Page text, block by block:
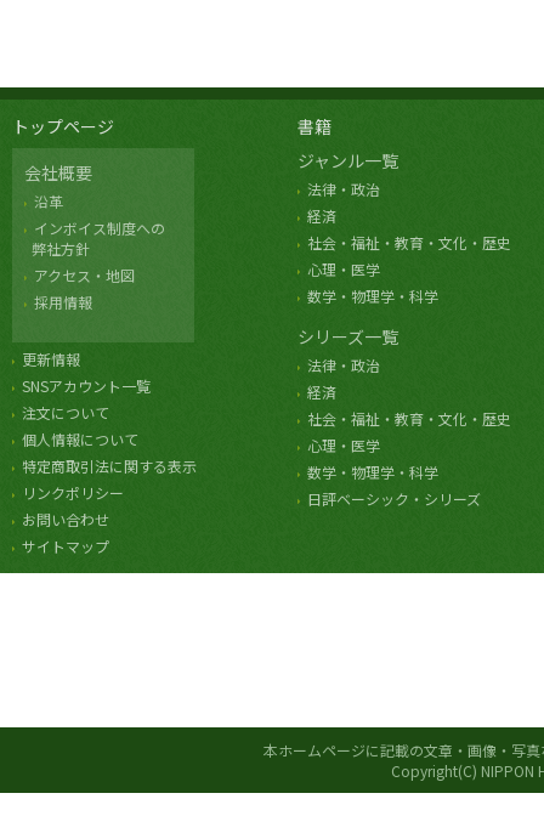
トップページ
会社概要
沿革
インボイス制度への
弊社方針
アクセス・地図
採用情報
更新情報
SNSアカウント一覧
注文について
個人情報について
特定商取引法に関する表示
リンクポリシー
お問い合わせ
サイトマップ
書籍
ジャンル一覧
法律・政治
経済
社会・福祉・教育・文化・歴史
心理・医学
数学・物理学・科学
シリーズ一覧
法律・政治
経済
社会・福祉・教育・文化・歴史
心理・医学
数学・物理学・科学
日評ベーシック・シリーズ
本ホームページに記載の文章・画像・写
Copyright(C) NIPPON